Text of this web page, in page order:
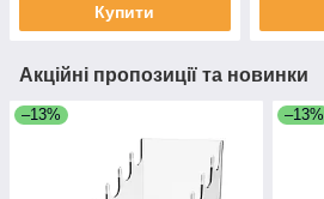
Купити
Акційні пропозиції та новинки
–13% –13%